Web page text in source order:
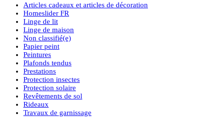
Articles cadeaux et articles de décoration
Homeslider FR
Linge de lit
Linge de maison
Non classifié(e)
Papier peint
Peintures
Plafonds tendus
Prestations
Protection insectes
Protection solaire
Revêtements de sol
Rideaux
Travaux de garnissage